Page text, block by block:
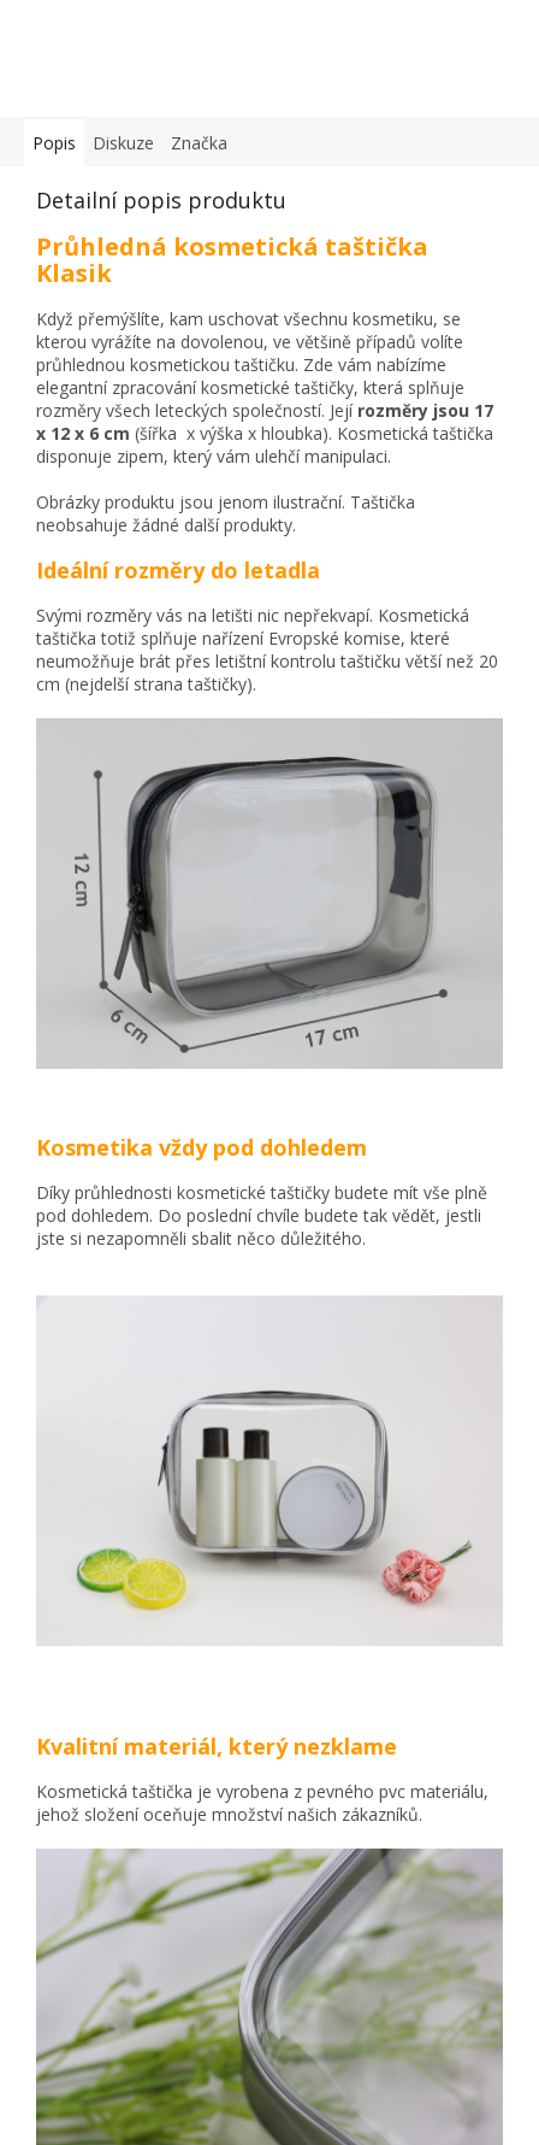
Popis Diskuze Značka
Detailní popis produktu
Průhledná kosmetická taštička
Klasik
Když přemýšlíte, kam uschovat všechnu kosmetiku, se
kterou vyrážíte na dovolenou, ve většině případů volíte
průhlednou kosmetickou taštičku. Zde vám nabízíme
elegantní zpracování kosmetické taštičky, která splňuje
rozměry všech leteckých společností. Její rozměry jsou 17
x 12 x 6 cm (šířka x výška x hloubka). Kosmetická taštička
disponuje zipem, který vám ulehčí manipulaci.
Obrázky produktu jsou jenom ilustrační. Taštička
neobsahuje žádné další produkty.
Ideální rozměry do letadla
Svými rozměry vás na letišti nic nepřekvapí. Kosmetická
taštička totiž splňuje nařízení Evropské komise, které
neumožňuje brát přes letištní kontrolu taštičku větší než 20
cm (nejdelší strana taštičky).
Kosmetika vždy pod dohledem
Díky průhlednosti kosmetické taštičky budete mít vše plně
pod dohledem. Do poslední chvíle budete tak vědět, jestli
jste si nezapomněli sbalit něco důležitého.
Kvalitní materiál, který nezklame
Kosmetická taštička je vyrobena z pevného pvc materiálu,
jehož složení oceňuje množství našich zákazníků.